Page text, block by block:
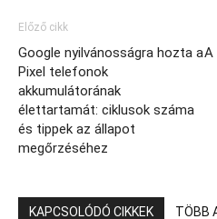
Előző cikk
Google nyilvánosságra hozta a
Pixel telefonok
akkumulátorának
élettartamát: ciklusok száma
és tippek az állapot
megőrzéséhez
A
KAPCSOLÓDÓ CIKKEK TÖBB